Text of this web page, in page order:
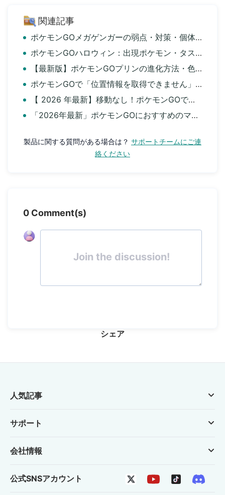
関連記事
ポケモンGOメガゲンガーの弱点・対策・個体値・入手方法まとめ
ポケモンGOハロウィン：出現ポケモン・タスク・色違いまとめ
【最新版】ポケモンGOプリンの進化方法・色違い・入手方法まとめ
ポケモンGOで「位置情報を取得できません」エラー12の対策6選まとめ
【 2026 年最新】移動なし！ポケモンGOでチート完全ガイド｜iPhone・Android対応
「2026年最新」ポケモンGOにおすすめのマップアプリ9選
製品に関する質問がある場合は？ サポートチームにご連
絡ください
0 Comment(s)
Join the discussion!
シェア
人気記事
サポート
会社情報
公式SNSアカウント